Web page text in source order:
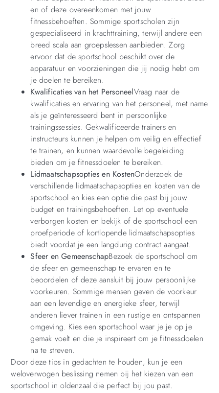
en of deze overeenkomen met jouw
fitnessbehoeften. Sommige sportscholen zijn
gespecialiseerd in krachttraining, terwijl andere een
breed scala aan groepslessen aanbieden. Zorg
ervoor dat de sportschool beschikt over de
apparatuur en voorzieningen die jij nodig hebt om
je doelen te bereiken.
Kwalificaties van het PersoneelVraag naar de
kwalificaties en ervaring van het personeel, met name
als je geïnteresseerd bent in persoonlijke
trainingssessies. Gekwalificeerde trainers en
instructeurs kunnen je helpen om veilig en effectief
te trainen, en kunnen waardevolle begeleiding
bieden om je fitnessdoelen te bereiken.
Lidmaatschapsopties en KostenOnderzoek de
verschillende lidmaatschapsopties en kosten van de
sportschool en kies een optie die past bij jouw
budget en trainingsbehoeften. Let op eventuele
verborgen kosten en bekijk of de sportschool een
proefperiode of kortlopende lidmaatschapsopties
biedt voordat je een langdurig contract aangaat.
Sfeer en GemeenschapBezoek de sportschool om
de sfeer en gemeenschap te ervaren en te
beoordelen of deze aansluit bij jouw persoonlijke
voorkeuren. Sommige mensen geven de voorkeur
aan een levendige en energieke sfeer, terwijl
anderen liever trainen in een rustige en ontspannen
omgeving. Kies een sportschool waar je je op je
gemak voelt en die je inspireert om je fitnessdoelen
na te streven.
Door deze tips in gedachten te houden, kun je een
weloverwogen beslissing nemen bij het kiezen van een
sportschool in oldenzaal die perfect bij jou past.